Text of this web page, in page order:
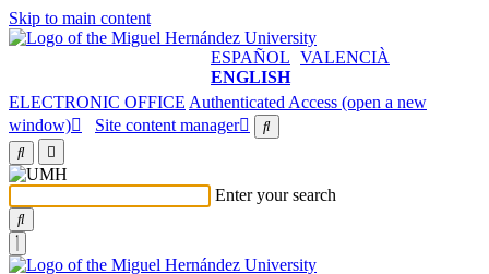
Skip to main content
ESPAÑOL VALENCIÀ
ENGLISH
ELECTRONIC OFFICE Authenticated Access (open a new
window)
Site content manager
Enter your search